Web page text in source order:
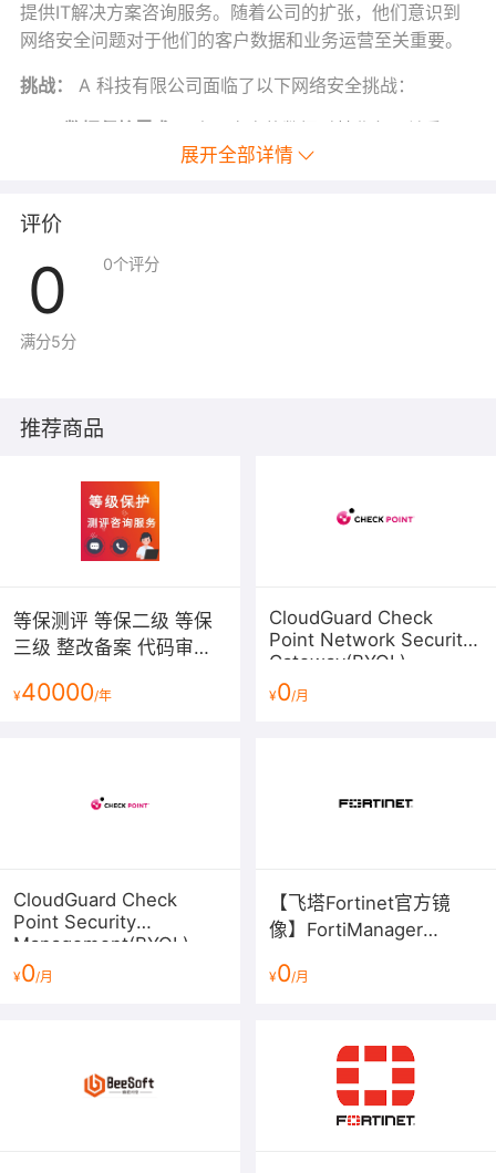
提供IT解决方案咨询服务。随着公司的扩张，他们意识到
网络安全问题对于他们的客户数据和业务运营至关重要。
挑战： A 科技有限公司面临了以下网络安全挑战：
要，A 科技有限公司需要确保数据的保密性和完整
客户信任：作为技术服务提供商，公司必须建立客
户的信任，表明他们可以有效地保护客户的数据和隐
SentinelOne 作为他们的终端安全合作伙伴，主要基于以
下考虑：
高级威胁检测：
驱动的检测引擎，能够识别并应对不断演进的威胁，
包括未知的威胁。
入侵的快速响应。
数据保护：通过 SentinelOne，ABC 科技有限公司
能够保护客户的数据免受泄露和破坏。这有助于维护
客户的信任。
能够更专注于战略性的安全问题。
数据保护措施加强了客户的信任，使他们相信公司能
行业的声誉。这个案例展示了 SentinelOne 终端安全解决
方案在不同行业中的广泛应用，以应对不断演进的网络威
展开全部详情
评价
0
满分5分
0个评分
推荐商品
等保测评 等保二级 等保
三级 整改备案 代码审计
¥40000/年
CloudGuard Check
Point Network Security
Gateway(BYOL)
¥0/月
CloudGuard Check
Point Security
Management(BYOL)
¥0/月
【飞塔Fortinet官方镜
像】FortiManager
器
¥0/月